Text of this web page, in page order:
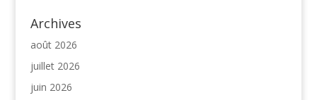
Archives
août 2026
juillet 2026
juin 2026